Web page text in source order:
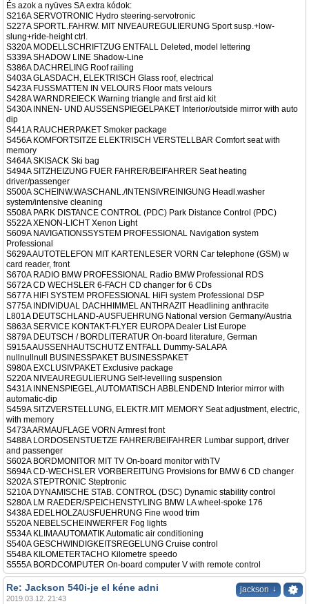
És azok a nyüves SA extra kódok:
S216A SERVOTRONIC Hydro steering-servotronic
S227A SPORTL.FAHRW. MIT NIVEAUREGULIERUNG Sport susp.+low-
slung+ride-height ctrl.
S320A MODELLSCHRIFTZUG ENTFALL Deleted, model lettering
S339A SHADOW LINE Shadow-Line
S386A DACHRELING Roof railing
S403A GLASDACH, ELEKTRISCH Glass roof, electrical
S423A FUSSMATTEN IN VELOURS Floor mats velours
S428A WARNDREIECK Warning triangle and first aid kit
S430A INNEN- UND AUSSENSPIEGELPAKET Interior/outside mirror with auto
dip
S441A RAUCHERPAKET Smoker package
S456A KOMFORTSITZE ELEKTRISCH VERSTELLBAR Comfort seat with
memory
S464A SKISACK Ski bag
S494A SITZHEIZUNG FUER FAHRER/BEIFAHRER Seat heating
driver/passenger
S500A SCHEINW.WASCHANL./INTENSIVREINIGUNG Headl.washer
system/intensive cleaning
S508A PARK DISTANCE CONTROL (PDC) Park Distance Control (PDC)
S522A XENON-LICHT Xenon Light
S609A NAVIGATIONSSYSTEM PROFESSIONAL Navigation system
Professional
S629A AUTOTELEFON MIT KARTENLESER VORN Car telephone (GSM) w
card reader, front
S670A RADIO BMW PROFESSIONAL Radio BMW Professional RDS
S672A CD WECHSLER 6-FACH CD changer for 6 CDs
S677A HIFI SYSTEM PROFESSIONAL HiFi system Professional DSP
S775A INDIVIDUAL DACHHIMMEL ANTHRAZIT Headlining anthracite
L801A DEUTSCHLAND-AUSFUEHRUNG National version Germany/Austria
S863A SERVICE KONTAKT-FLYER EUROPA Dealer List Europe
S879A DEUTSCH / BORDLITERATUR On-board literature, German
S915A AUSSENHAUTSCHUTZ ENTFALL Dummy-SALAPA
nullnullnull BUSINESSPAKET BUSINESSPAKET
S980A EXCLUSIVPAKET Exclusive package
S220A NIVEAUREGULIERUNG Self-levelling suspension
S431A INNENSPIEGEL,AUTOMATISCH ABBLENDEND Interior mirror with
automatic-dip
S459A SITZVERSTELLUNG, ELEKTR.MIT MEMORY Seat adjustment, electric,
with memory
S473A ARMAUFLAGE VORN Armrest front
S488A LORDOSENSTUETZE FAHRER/BEIFAHRER Lumbar support, driver
and passenger
S602A BORDMONITOR MIT TV On-board monitor withTV
S694A CD-WECHSLER VORBEREITUNG Provisions for BMW 6 CD changer
S202A STEPTRONIC Steptronic
S210A DYNAMISCHE STAB. CONTROL (DSC) Dynamic stability control
S280A LM RAEDER/SPEICHENSTYLING BMW LA wheel-spoke 176
S438A EDELHOLZAUSFUEHRUNG Fine wood trim
S520A NEBELSCHEINWERFER Fog lights
S534A KLIMAAUTOMATIK Automatic air conditioning
S540A GESCHWINDIGKEITSREGELUNG Cruise control
S548A KILOMETERTACHO Kilometre speedo
S555A BORDCOMPUTER On-board computer V with remote control
jackson ↓
Re: Jackson 540i-je el kéne adni
2019.03.12. 21:43